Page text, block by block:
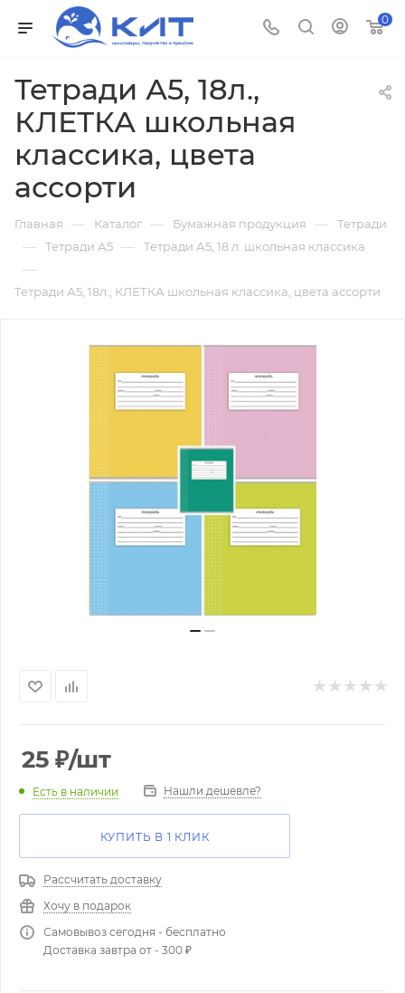
0
Тетради А5, 18л.,
КЛЕТКА школьная
классика, цвета
ассорти
Главная — Каталог — Бумажная продукция — Тетради
— Тетради А5 — Тетради А5, 18 л. школьная классика
—
Тетради А5, 18л., КЛЕТКА школьная классика, цвета ассорти
25 ₽/шт
Есть в наличии Нашли дешевле?
КУПИТЬ В 1 КЛИК
Рассчитать доставку
Хочу в подарок
Самовывоз сегодня - бесплатно
Доставка завтра от - 300 ₽